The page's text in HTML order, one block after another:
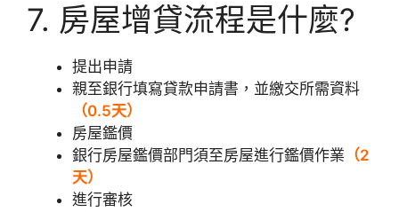
7. 房屋增貸流程是什麼?
提出申請
親至銀行填寫貸款申請書，並繳交所需資料
（0.5天）
房屋鑑價
銀行房屋鑑價部門須至房屋進行鑑價作業 （2
天）
進行審核